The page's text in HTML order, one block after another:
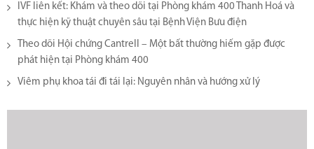
IVF liên kết: Khám và theo dõi tại Phòng khám 400 Thanh Hoá và
thực hiện kỹ thuật chuyên sâu tại Bệnh Viện Bưu điện
Theo dõi Hội chứng Cantrell – Một bất thường hiếm gặp được
phát hiện tại Phòng khám 400
Viêm phụ khoa tái đi tái lại​: Nguyên nhân và hướng xử lý